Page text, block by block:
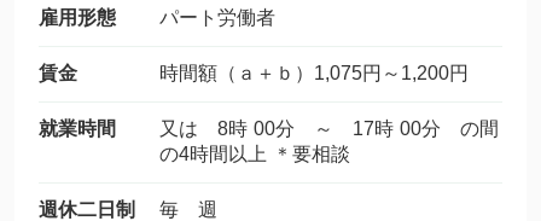
雇用形態 パート労働者
賃金 時間額（ａ＋ｂ）1,075円～1,200円
就業時間
又は 8時 00分 ～ 17時 00分 の間
の4時間以上 ＊要相談
週休二日制 毎 週